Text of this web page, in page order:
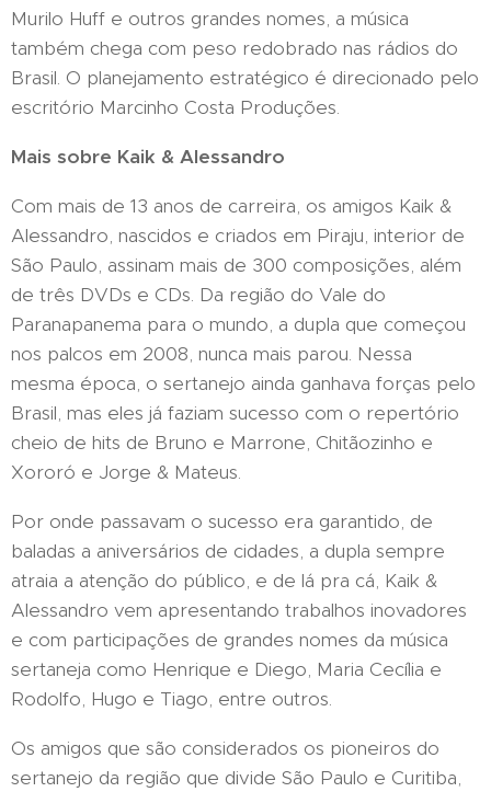
Murilo Huff e outros grandes nomes, a música
também chega com peso redobrado nas rádios do
Brasil. O planejamento estratégico é direcionado pelo
escritório Marcinho Costa Produções.
Mais sobre Kaik & Alessandro
Com mais de 13 anos de carreira, os amigos Kaik &
Alessandro, nascidos e criados em Piraju, interior de
São Paulo, assinam mais de 300 composições, além
de três DVDs e CDs. Da região do Vale do
Paranapanema para o mundo, a dupla que começou
nos palcos em 2008, nunca mais parou. Nessa
mesma época, o sertanejo ainda ganhava forças pelo
Brasil, mas eles já faziam sucesso com o repertório
cheio de hits de Bruno e Marrone, Chitãozinho e
Xororó e Jorge & Mateus.
Por onde passavam o sucesso era garantido, de
baladas a aniversários de cidades, a dupla sempre
atraia a atenção do público, e de lá pra cá, Kaik &
Alessandro vem apresentando trabalhos inovadores
e com participações de grandes nomes da música
sertaneja como Henrique e Diego, Maria Cecília e
Rodolfo, Hugo e Tiago, entre outros.
Os amigos que são considerados os pioneiros do
sertanejo da região que divide São Paulo e Curitiba,